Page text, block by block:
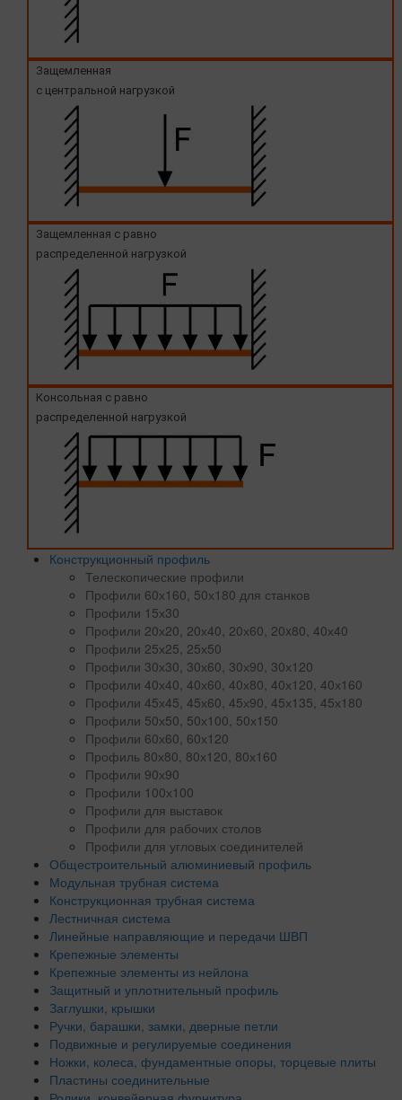
Защемленная
с центральной нагрузкой
Защемленная с равно
распределенной нагрузкой
Консольная с равно
распределенной нагрузкой
Конструкционный профиль
Телескопические профили
Профили 60х160, 50х180 для станков
Профили 15х30
Профили 20х20, 20х40, 20х60, 20x80, 40х40
Профили 25х25, 25х50
Профили 30х30, 30х60, 30х90, 30х120
Профили 40х40, 40х60, 40х80, 40х120, 40х160
Профили 45х45, 45х60, 45х90, 45х135, 45х180
Профили 50х50, 50х100, 50х150
Профили 60х60, 60х120
Профиль 80х80, 80х120, 80х160
Профили 90х90
Профили 100х100
Профили для выставок
Профили для рабочих столов
Профили для угловых соединителей
Общестроительный алюминиевый профиль
Модульная трубная система
Конструкционная трубная система
Лестничная система
Линейные направляющие и передачи ШВП
Крепежные элементы
Крепежные элементы из нейлона
Защитный и уплотнительный профиль
Заглушки, крышки
Ручки, барашки, замки, дверные петли
Подвижные и регулируемые соединения
Ножки, колеса, фундаментные опоры, торцевые плиты
Пластины соединительные